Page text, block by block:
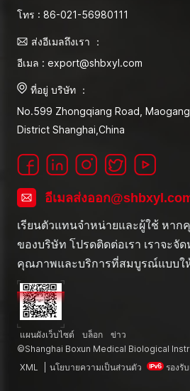
โทร : 86-021-56980111
ส่งอีเมลถึงเรา ：
อีเมล : export@shbxyl.com
ที่อยู่ บริษัท ：
No.599 Zhongqiang Road,
District Shanghai,China
อีเมลส่งออก
เรียนตัวแทนจำหน่ายและผู้ใช้ หา
ของบริษัท โปรดติดต่อเรา เราจะ
คุณภาพและบริการที่สมบูรณ์แบบใ
แผนผังเว็บไซต์ บล็อก
ข่าว
©Shanghai Boxun Medical Biological
XML
นโยบายความเป็นส่วนตัว รองรั